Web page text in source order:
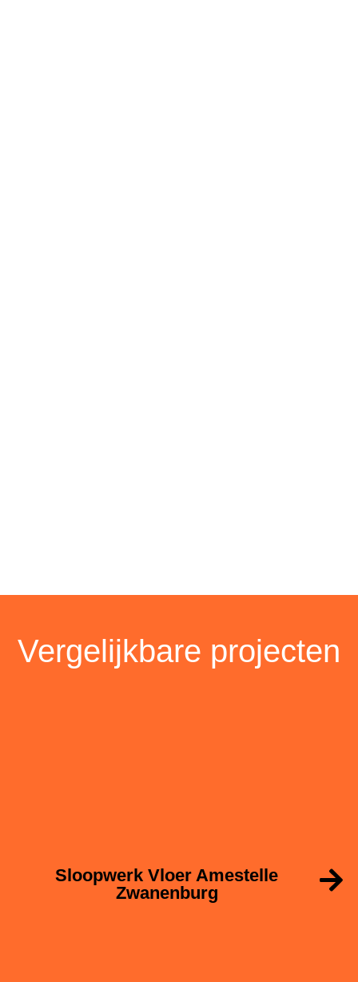
Vergelijkbare projecten
Sloopwerk Vloer Amestelle
Zwanenburg